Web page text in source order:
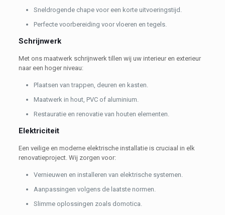
Sneldrogende chape voor een korte uitvoeringstijd.
Perfecte voorbereiding voor vloeren en tegels.
Schrijnwerk
Met ons maatwerk schrijnwerk tillen wij uw interieur en exterieur
naar een hoger niveau:
Plaatsen van trappen, deuren en kasten.
Maatwerk in hout, PVC of aluminium.
Restauratie en renovatie van houten elementen.
Elektriciteit
Een veilige en moderne elektrische installatie is cruciaal in elk
renovatieproject. Wij zorgen voor:
Vernieuwen en installeren van elektrische systemen.
Aanpassingen volgens de laatste normen.
Slimme oplossingen zoals domotica.